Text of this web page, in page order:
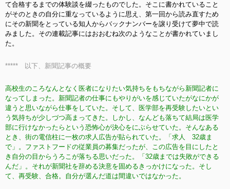
て合格するまでの体験談を綴ったものでした。そこに書かれていること
がそのときの自分に重なっているように思え、第一回から読み直すため
にその新聞をとっている知人からバックナンバーを譲り受けて夢中で読
みました。その連載記事にはおおむね次のようなことが書かれていまし
た。
***** 以下、新聞記事の概要
高校生のころなんとなく医者になりたい気持ちをもちながら新聞記者に
なってしまった。新聞記者の仕事にもやりがいを感じていたがなにかが
違うと思いながら仕事をしていた。そして、医学部を再受験したいとい
う気持ちが少しづつ高まってきた。しかし、なんども落ちて結局は医学
部に行けなかったらという恐怖心が決心をにぶらせていた。そんなある
とき、街の電信柱に一枚の求人広告が貼られていた。「求人 32歳ま
で」。ファストフードの従業員の募集だったが、この広告を目にしたと
き自分の目からうろこが落ちる思いだった。「32歳までは失敗ができる
んだ」。それが新聞社を辞める決意を固めるきっかけになった。そし
て、再受験、合格。自分が選んだ道は間違いではなかった。